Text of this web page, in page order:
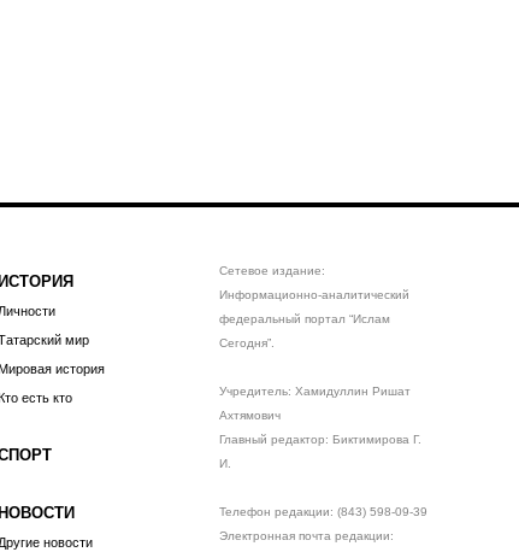
ИСТОРИЯ
Личности
мир
история
есть кто
НОВОСТИ
Другие новости
Сетевое издание:
Информационно-аналитический
федеральный портал “Ислам
Сегодня”.
Учредитель: Хамидуллин Ришат
Ахтямович
Главный редактор: Биктимирова Г.
И.
Телефон редакции: (843) 598-09-39
Электронная почта редакции: